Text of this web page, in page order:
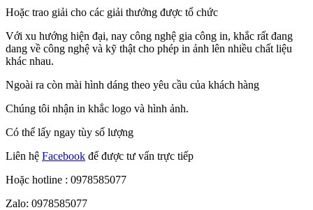
Hoặc trao giải cho các giải thưởng được tổ chức
Với xu hướng hiện đại, nay công nghệ gia công in, khắc rất đang
dang về công nghệ và kỹ thật cho phép in ảnh lên nhiều chất liệu
khác nhau.
Ngoài ra còn mài hình dáng theo yêu cầu của khách hàng
Chúng tôi nhận in khắc logo và hình ảnh.
Có thể lấy ngay tùy số lượng
Liên hệ Facebook để được tư vấn trực tiếp
Hoặc hotline : 0978585077
Zalo: 0978585077